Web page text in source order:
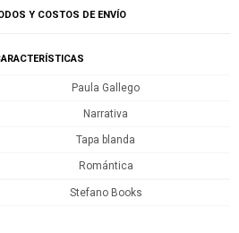
Y COSTOS DE ENVÍO
Paula Gallego
Narrativa
Tapa blanda
Romántica
Stefano Books